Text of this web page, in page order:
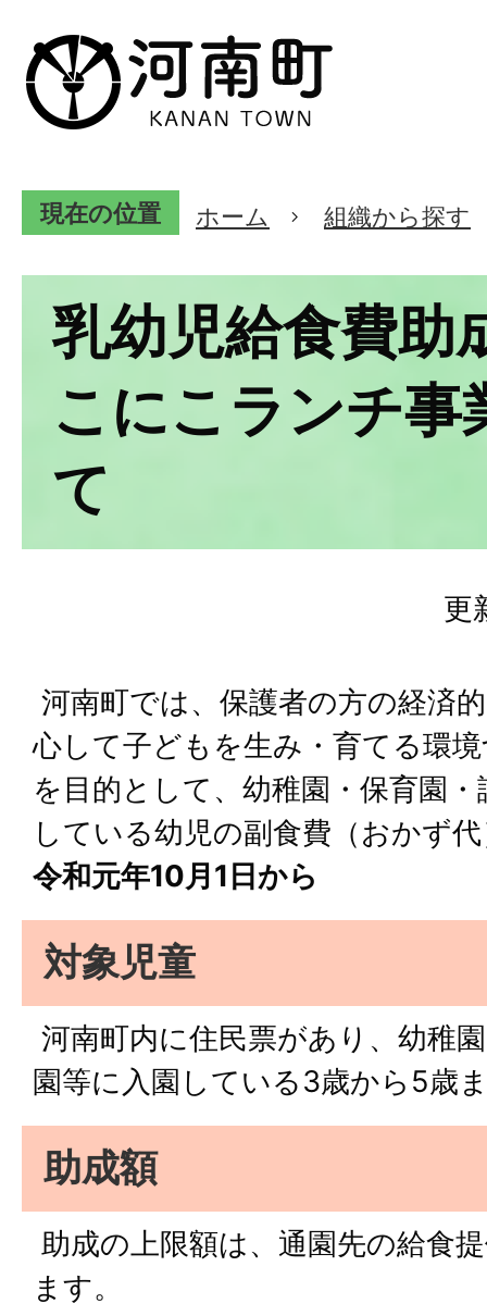
現在の位置 ホーム 組織から探す
乳幼児給食費助
こにこランチ事
て
更
河南町では、保護者の方の経済
心して子どもを生み・育てる環
を目的として、幼稚園・保育園
している幼児の副食費（おかず
令和元年10月1日から
対象児童
河南町内に住民票があり、幼稚
園等に入園している3歳から5歳
助成額
助成の上限額は、通園先の給食
ます。